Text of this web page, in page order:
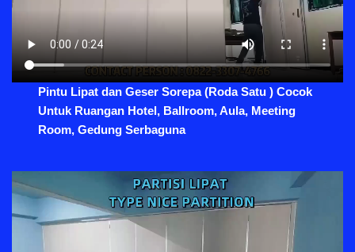
Pintu Lipat dan Geser Sorepa (Roda Satu ) Cocok
Untuk Ruangan Hotel, Ballroom, Aula, Meeting
Room, Gedung Serbaguna